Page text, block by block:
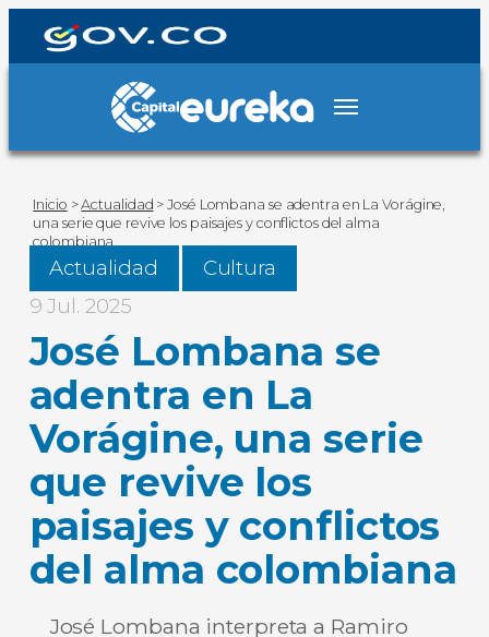
Inicio >Actualidad >José Lombana se adentra en La Vorágine,
una serie que revive los paisajes y conflictos del alma
colombiana
Actualidad
Cultura
9 Jul. 2025
José Lombana se
adentra en La
Vorágine, una serie
que revive los
paisajes y conflictos
del alma colombiana
José Lombana interpreta a Ramiro